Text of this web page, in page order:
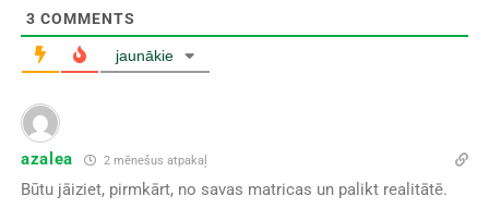
3 COMMENTS
jaunākie
azalea 2 mēnešus atpakaļ
Būtu jāiziet, pirmkārt, no savas matricas un palikt realitātē.